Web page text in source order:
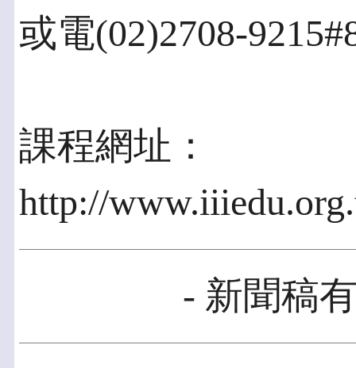
或電(02)2708-
課程網址：
http://
- 新聞稿